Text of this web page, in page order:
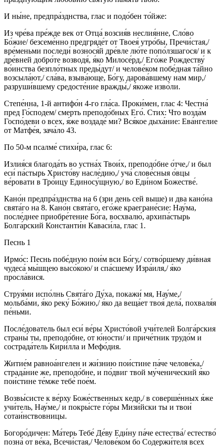
И ны́не, предпра́зднства, глас и подо́бен то́йже:
Из чре́ва пре́жде век от Отца́ возсия́в неслия́нне, Сло́во
Бо́жие/ безсеме́нно предгряде́т от Твоея́ утро́бы, Пречи́стая,/
вре́меньми последи́ вознося́й дре́вле лю́те попо́лзшагося/ и к
дре́вней добро́те возводя́, я́ко Милосе́рд,/ Его́же Рождеству́
во́инства безпло́тных преды́дут/ и челове́ком побе́дная та́йно
возсыла́ют,/ сла́ва, взыва́юще, Бо́гу, дарова́вшему нам мир,/
разруши́вшему средосте́ние вражды́,/ я́коже изво́ли.
Степе́нна, 1-й антифо́н 4-го гла́са. Проки́мен, глас 4: Честна́
пред Го́сподем/ смерть преподо́бных Его́. Стих: Что возда́м
Госпо́деви о всех, я́же воздаде́ ми? Вся́кое дыха́ние: Ева́нгелие
от Матфе́я, зача́ло 43.
По 50-м псалме́ стихи́ра, глас 6:
Излия́ся благода́ть во устна́х Твои́х, преподо́бне о́тче,/ и был
еси́ па́стырь Христо́ву насле́дию,/ уча́ слове́сныя о́вцы
ве́ровати в Тро́ицу Единосу́щную,/ во Еди́ном Божестве́.
Кано́н предпра́зднства на 6 (зри день сей выше) и два кано́на
свята́го на 8. Кано́н свята́го, его́же краегране́сие: Нау́ма,
после́днее приобре́тение Бо́га, восхвалю́, архипа́стырь
Болга́рский Константи́н Каваси́ла, глас 1.
Песнь 1
Ирмо́с: Песнь побе́дную пои́м вси Бо́гу,/ сотво́ршему ди́вная
чудеса́ мы́шцею высо́кою/ и спа́сшему Изра́иля,/ я́ко
просла́вися.
Струя́ми испо́лнь Свята́го Ду́ха, покажи́ мя, Нау́ме,/
мольба́ми, я́ко реку́ Бо́жию,/ я́ко да веща́ет твоя́ дела́, похваля́я
пе́ньми.
После́дователь был еси́ ве́ры Христо́вой учи́телей Болга́рския
страны́ ты, преподо́бне, от ю́ности/ и приче́тник трудо́м и
сострада́тель Кири́лла и Мефо́дия.
Житие́м равноа́нгелен и жи́знию пои́стине па́че челове́ка,/
страда́ние же, преподо́бне, и по́двиг твой му́ченический я́ко
пои́стине те́мже тебе́ пое́м.
Возвы́систе к ве́рху Боже́ственных кедр,/ в соверше́нных я́же
учи́тель, Нау́ме,/ и покры́сте го́ры Мизи́йски ты и твои́
сотаи́нствовницы.
Богоро́дичен: Ма́терь Тебе́ Де́ву Еди́ну па́че естества́/ естество́
позна́ от ве́ка, Всечи́стая,/ Челове́ком бо Содержи́теля всех